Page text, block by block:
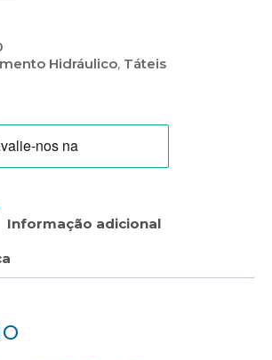
Hidráulico, Táteis
Informação adicional